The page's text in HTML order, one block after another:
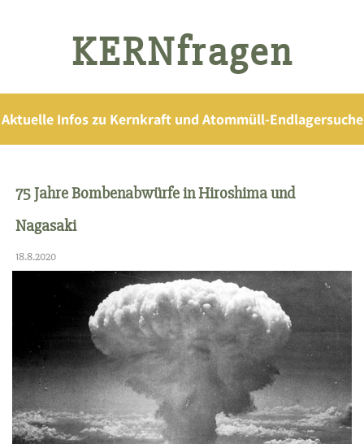
KERNfragen
Aktuelle Infos zu Kernkraft und Atommüll-Endlagersuche
75 Jahre Bombenabwürfe in Hiroshima und
Nagasaki
18.8.2020